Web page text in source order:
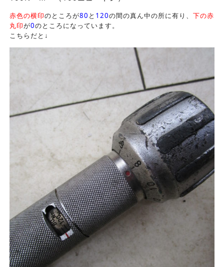
赤色の横印のところが80 と 120の間の真ん中の所に有り、 下の赤
丸印が0のところになっています。
こちらだと↓